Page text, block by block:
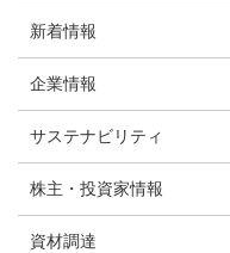
新着情報
企業情報
サステナビリティ
株主・投資家情報
資材調達